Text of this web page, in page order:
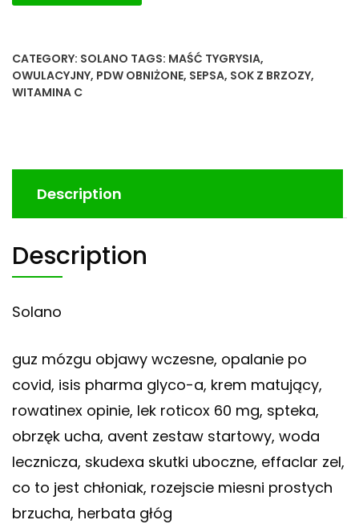
CATEGORY: SOLANO TAGS: MAŚĆ TYGRYSIA,
OWULACYJNY, PDW OBNIŻONE, SEPSA, SOK Z BRZOZY,
WITAMINA C
Description
Description
Solano
guz mózgu objawy wczesne, opalanie po
covid, isis pharma glyco-a, krem matujący,
rowatinex opinie, lek roticox 60 mg, spteka,
obrzęk ucha, avent zestaw startowy, woda
lecznicza, skudexa skutki uboczne, effaclar zel,
co to jest chłoniak, rozejscie miesni prostych
brzucha, herbata głóg